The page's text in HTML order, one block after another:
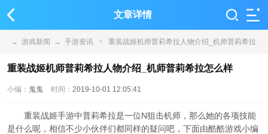
文章详情
→ 游戏新闻 → 手游资讯 > 重装战姬机师普莉希拉人物介绍_机师普莉希拉
怎么样
重装战姬机师普莉希拉人物介绍_机师普莉希拉怎么样
小编： 鬼鬼 时间： 2019-10-01 12:05:41
重装战姬手游中普莉希拉是一位N狙击机师，那么她的各项技能
是什么呢，相信不少小伙伴们都同样的疑问吧，下面由酷酷游戏小编